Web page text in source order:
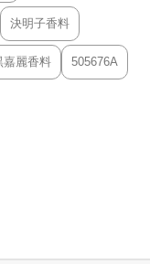
決明子香料
嘉麗香料 505676A